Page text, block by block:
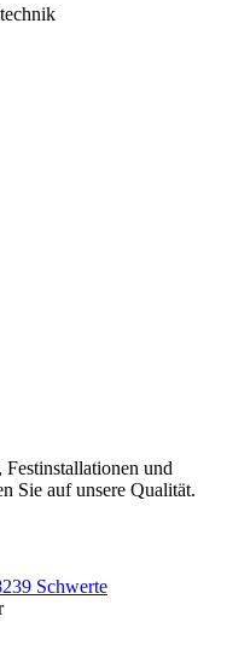
und
Sie auf unsere Qualität.
Schwerte